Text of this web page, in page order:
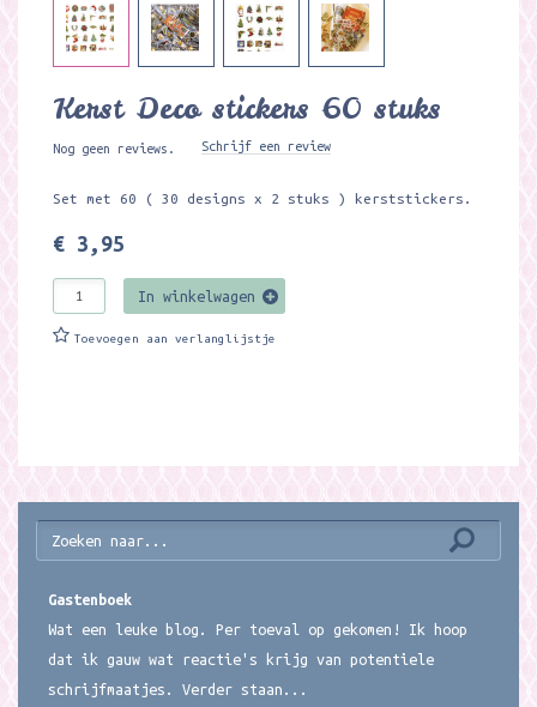
Kerst Deco stickers 60 stuks
Nog geen reviews. Schrijf een review
Set met 60 ( 30 designs x 2 stuks ) kerststickers.
€ 3,95
In winkelwagen
Toevoegen aan verlanglijstje
Gastenboek
Wat een leuke blog. Per toeval op gekomen! Ik hoop
dat ik gauw wat reactie's krijg van potentiele
schrijfmaatjes. Verder staan...